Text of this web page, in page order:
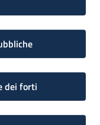
dei forti